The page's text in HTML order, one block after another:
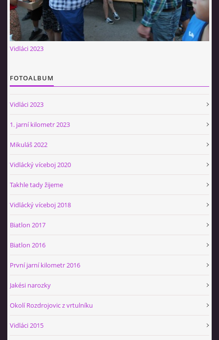
Občerstvovna U Jeroušků
723 317 805
© 2026 eStránky.cz
|
Vidláci 2023
FOTOALBUM
Vidláci 2023
1. jarní kilometr 2023
Mikuláš 2022
Vidlácký víceboj 2020
Takhle tady žijeme
Vidlácký víceboj 2018
Biatlon 2017
Biatlon 2016
První jarní kilometr 2016
Jakési narozky
Okolí Rozdrojovic z vrtulníku
Vidláci 2015